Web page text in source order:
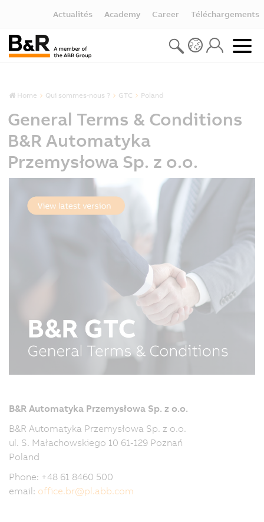
Actualités Academy Career Téléchargements
Home Qui sommes-nous ? GTC Poland
General Terms & Conditions
B&R Automatyka
Przemysłowa Sp. z o.o.
B&R Automatyka Przemysłowa Sp. z o.o.
B&R Automatyka Przemysłowa Sp. z o.o.
ul. S. Małachowskiego 10 61-129 Poznań
Poland
Phone: +48 61 8460 500
email: office.br@pl.abb.com